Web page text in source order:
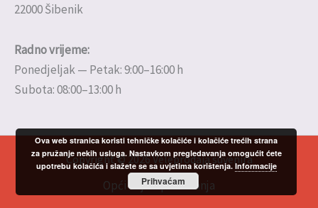
22000 Šibenik
Radno vrijeme:
Ponedjeljak — Petak: 9:00–16:00 h
Subota: 08:00–13:00 h
Copyright © 2026 Veleprodaja suvenira
Opći uvjeti poslovanja
Ova web stranica koristi tehničke kolačiće i kolačiće trećih strana
za pružanje nekih usluga. Nastavkom pregledavanja omogućit ćete
upotrebu kolačića i slažete se sa uvjetima korištenja. Informacije
Prihvaćam